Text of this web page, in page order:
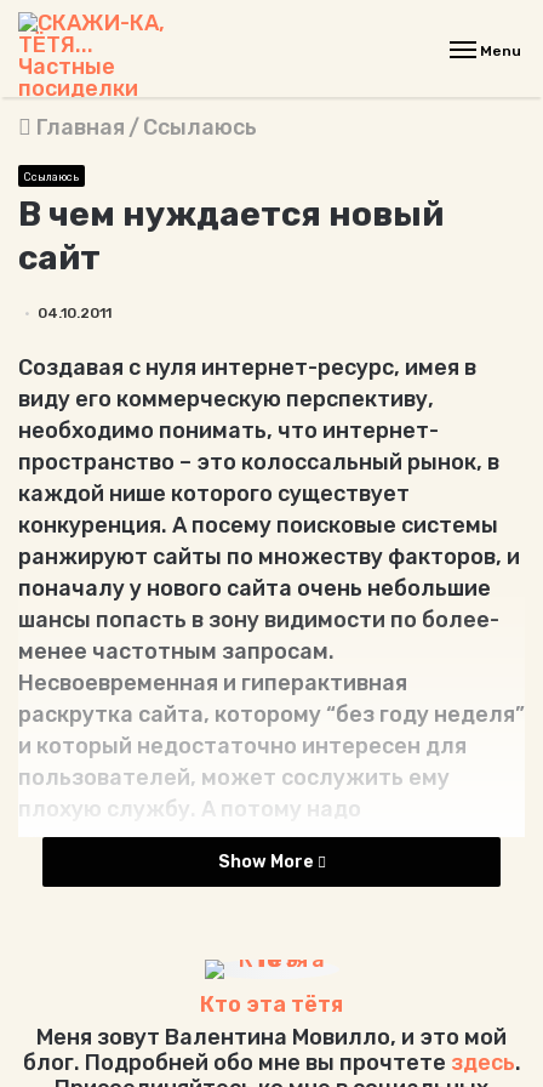
Menu
Главная /Ссылаюсь
Ссылаюсь
В чем нуждается новый
сайт
04.10.2011
Создавая с нуля интернет-ресурс, имея в
виду его коммерческую перспективу,
необходимо понимать, что интернет-
пространство – это колоссальный рынок, в
каждой нише которого существует
конкуренция. А посему поисковые системы
ранжируют сайты по множеству факторов, и
поначалу у нового сайта очень небольшие
шансы попасть в зону видимости по более-
менее частотным запросам.
Несвоевременная и гиперактивная
раскрутка сайта, которому “без году неделя”
и который недостаточно интересен для
пользователей, может сослужить ему
плохую службу. А потому надо
придерживаться трех основных правил.
только он благоприятно влияет на
поведенческий фактор, который сейчас
является определяющим при ранжировании
сайтов. Материалов на сайте должно быть
Show More
Кто эта тётя
Меня зовут Валентина Мовилло, и это мой
блог. Подробней обо мне вы прочтете здесь.